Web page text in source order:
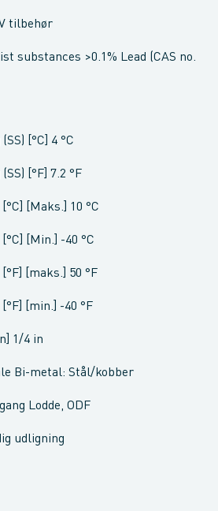
tilbehør
substances >0.1% Lead (CAS no.
[°C] 4 °C
[°F] 7.2 °F
[Maks.] 10 °C
[Min.] -40 °C
[maks.] 50 °F
[min.] -40 °F
1/4 in
Bi-metal: Stål/kobber
Lodde, ODF
udligning